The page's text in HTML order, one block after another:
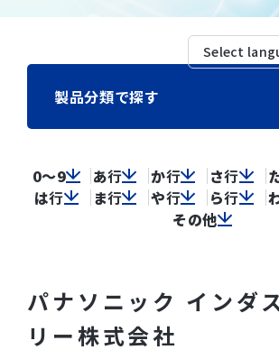
製品分類で探す
0～9 あ行 か行 さ行
は行 ま行 や行 ら行
その他
パナソニック インダ
リー株式会社